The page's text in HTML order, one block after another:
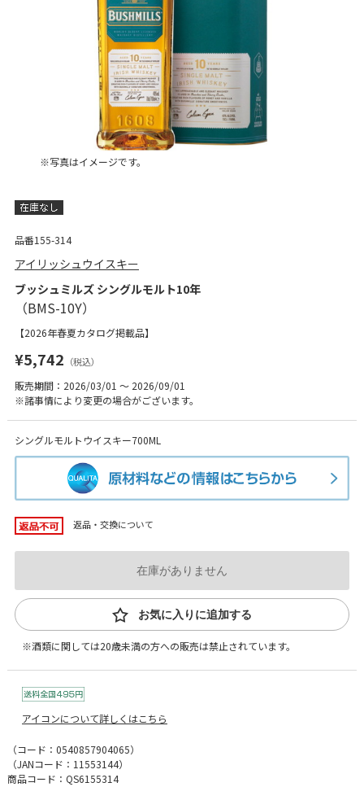
※写真はイメージです。
品番155-314
アイリッシュウイスキー
ブッシュミルズ シングルモルト10年
【2026年春夏カタログ掲載品】
¥5,742 （税込）
販売期間：2026/03/01 ～ 2026/09/01
※諸事情により変更の場合がございます。
シングルモルトウイスキー700ML
返品・交換について
在庫がありません
お気に入りに追加する
※酒類に関しては20歳未満の方への販売は禁止されています。
アイコンについて詳しくはこちら
（コード： 0540857904065）
（JANコード： 11553144）
商品コード：QS6155314